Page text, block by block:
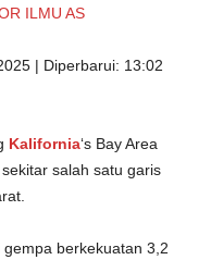
ILMU AS
| Diperbarui: 13:02
Kalifornia‘s Bay Area
salah satu garis
berkekuatan 3,2